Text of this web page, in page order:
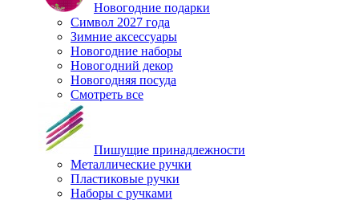
Новогодние подарки
Символ 2027 года
Зимние аксессуары
Новогодние наборы
Новогодний декор
Новогодняя посуда
Смотреть все
Пишущие принадлежности
Металлические ручки
Пластиковые ручки
Наборы с ручками